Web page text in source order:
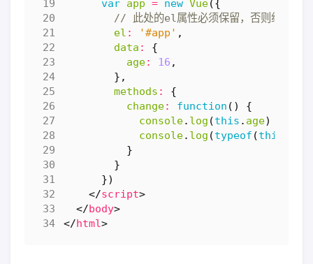
var app = new Vue({
el : '#app' ,
data :
{
age: 16 ,
},
methods :
{
change: function ()
{
console. log (this . age)
console. log (typeof (this
}
}
})
</script>
</body>
</html>